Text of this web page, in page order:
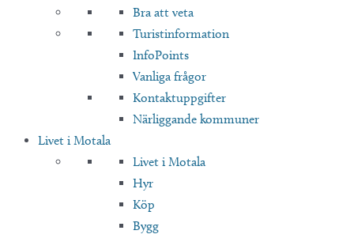
Bra att veta
Turistinformation
InfoPoints
Vanliga frågor
Kontaktuppgifter
Närliggande kommuner
Livet i Motala
Livet i Motala
Hyr
Köp
Bygg